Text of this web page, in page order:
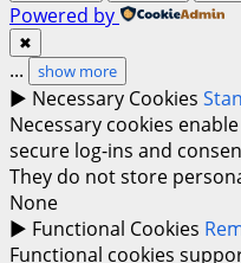
Powered by
✖
... show more
► Necessary Cookies
Necessary cookies
secure log-ins and
They do not store
None
► Functional Cookies
Functional cookies